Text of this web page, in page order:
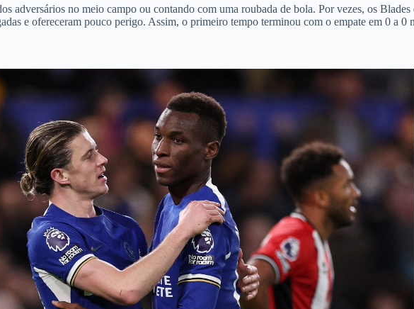
adversários no meio campo ou contando com uma roubada de bola. Por vezes, os
e ofereceram pouco perigo. Assim, o primeiro tempo terminou com o empate em 0 a 0